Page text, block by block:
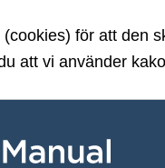
för att den
att vi använder